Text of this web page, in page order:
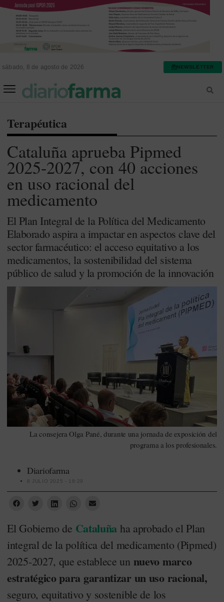
sábado, 8 de agosto de 2026 NEWSLETTER
Terapéutica
Cataluña aprueba Pipmed
2025-2027, con 40 acciones
en uso racional del
medicamento
El Plan Integral de la Política del Medicamento
Elaborado aspira a impactar en aspectos clave del
sector farmacéutico: el acceso equitativo a los
medicamentos, la sostenibilidad del sistema
público de salud y la promoción de la innovación
La consejera Olga Pané, durante una jornada de exposición del
programa a los profesionales.
Diariofarma
8 JULIO 2025 - 18:29
El Gobierno de Cataluña ha aprobado el Plan
integral de la política del medicamento (Pipmed)
2025-2027, que establece un nuevo marco
estratégico para garantizar un uso racional,
seguro, equitativo y sostenible de los